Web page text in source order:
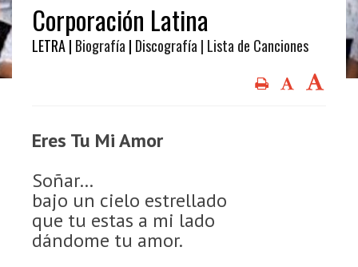
Corporación Latina
LETRA | Biografía | Discografía | Lista de Canciones
Eres Tu Mi Amor
Soñar…
bajo un cielo estrellado
que tu estas a mi lado
dándome tu amor.